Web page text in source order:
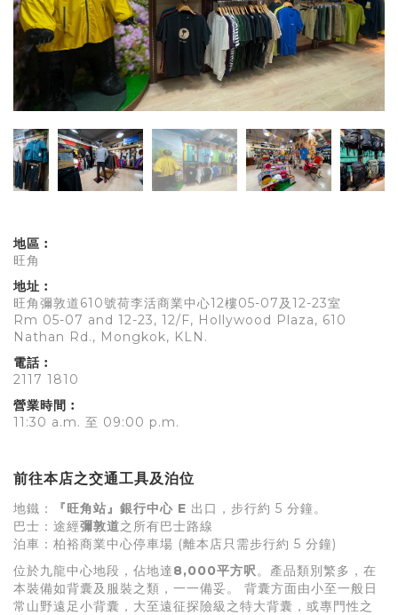
地區︰
旺角
地址︰
旺角彌敦道610號荷李活商業中心12樓05-07及12-23室
Rm 05-07 and 12-23, 12/F, Hollywood Plaza, 610
Nathan Rd., Mongkok, KLN.
電話︰
2117 1810
營業時間︰
11:30 a.m. 至 09:00 p.m.
前往本店之交通工具及泊位
地鐵： 『旺角站』銀行中心 E 出口，步行約 5 分鐘。
巴士：途經彌敦道之所有巴士路線
泊車：柏裕商業中心停車場 (離本店只需步行約 5 分鐘)
位於九龍中心地段，佔地達8,000平方呎。產品類別繁多，在
本裝備如背囊及服裝之類，一一備妥。 背囊方面由小至一般日
常山野遠足小背囊，大至遠征探險級之特大背囊，或專門性之